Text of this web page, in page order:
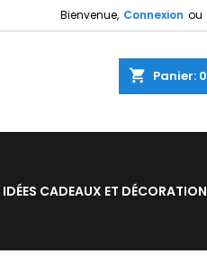
Bienvenue, Connexion ou
shopping_cart Panier: 0
IDÉES CADEAUX ET DÉCORATION